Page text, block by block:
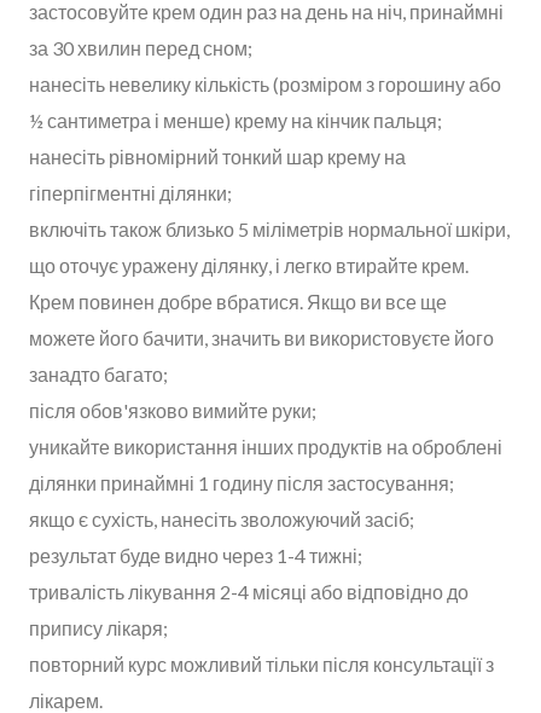
застосовуйте крем один раз на день на ніч, принаймні
за 30 хвилин перед сном;
нанесіть невелику кількість (розміром з горошину або
½ сантиметра і менше) крему на кінчик пальця;
нанесіть рівномірний тонкий шар крему на
гіперпігментні ділянки;
включіть також близько 5 міліметрів нормальної шкіри,
що оточує уражену ділянку, і легко втирайте крем.
Крем повинен добре вбратися. Якщо ви все ще
можете його бачити, значить ви використовуєте його
занадто багато;
після обов'язково вимийте руки;
уникайте використання інших продуктів на оброблені
ділянки принаймні 1 годину після застосування;
якщо є сухість, нанесіть зволожуючий засіб;
результат буде видно через 1-4 тижні;
тривалість лікування 2-4 місяці або відповідно до
припису лікаря;
повторний курс можливий тільки після консультації з
лікарем.